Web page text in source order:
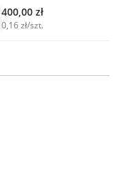
400,00 zł
0,16 zł/szt.